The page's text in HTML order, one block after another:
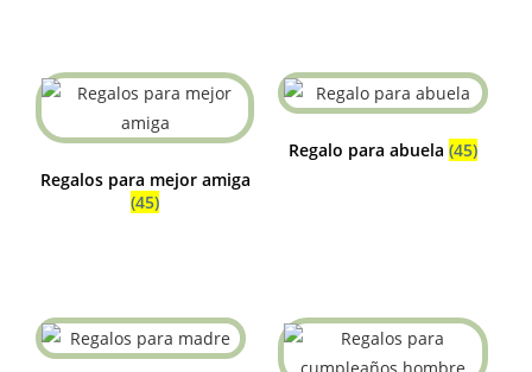
Regalos para mejor amiga
(45)
Regalo para abuela (45)